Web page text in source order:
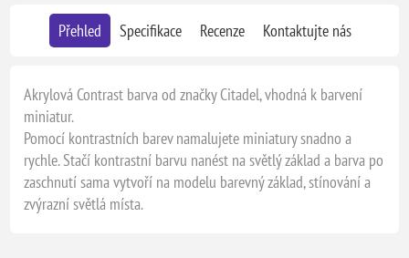
Přehled Specifikace Recenze Kontaktujte nás
Akrylová Contrast barva od značky Citadel, vhodná k barvení
miniatur.
Pomocí kontrastních barev namalujete miniatury snadno a
rychle. Stačí kontrastní barvu nanést na světlý základ a barva po
zaschnutí sama vytvoří na modelu barevný základ, stínování a
zvýrazní světlá místa.